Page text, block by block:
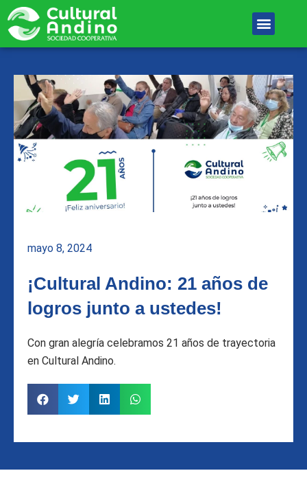
contenido
Menu
mayo 8, 2024
¡Cultural Andino: 21 años de
logros junto a ustedes!
Con gran alegría celebramos 21 años de trayectoria
en Cultural Andino.